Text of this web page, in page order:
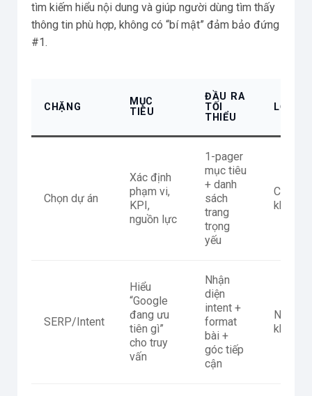
tìm kiếm hiểu nội dung và giúp người dùng tìm thấy
thông tin phù hợp, không có “bí mật” đảm bảo đứng
#1.
CHẶNG
MỤC
TIÊU
ĐẦU RA
TỐI
THIỂU
LỖI
Chọn dự án
Xác định
phạm vi,
KPI,
nguồn lực
1-pager
mục tiêu
+ danh
sách
trang
trọng
yếu
Chọn
không
SERP/Intent
Hiểu
“Google
đang ưu
tiên gì”
cho truy
vấn
Nhận
diện
intent +
format
bài +
góc tiếp
cận
Nhắm
không